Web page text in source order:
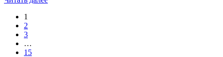
1
2
3
…
15